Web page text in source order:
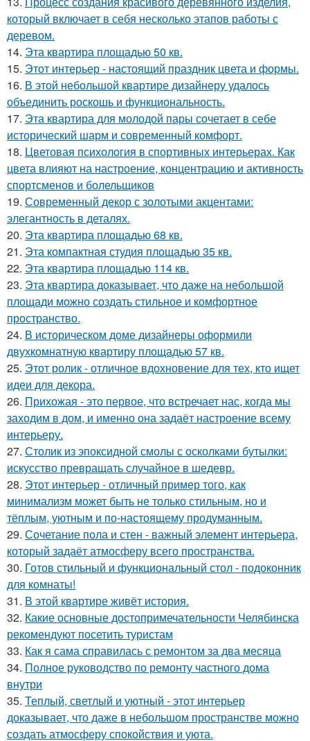
который включает в себя несколько этапов работы с
деревом.
14. Эта квартира площадью 50 кв.
15. Этот интерьер - настоящий праздник цвета и формы.
16. В этой небольшой квартире дизайнеру удалось
объединить роскошь и функциональность.
17. Эта квартира для молодой пары сочетает в себе
исторический шарм и современный комфорт.
18. Цветовая психология в спортивных интерьерах. Как
цвета влияют на настроение, концентрацию и активность
спортсменов и болельщиков
19. Современный декор с золотыми акцентами:
элегантность в деталях.
20. Эта квартира площадью 68 кв.
21. Эта компактная студия площадью 35 кв.
22. Эта квартира площадью 114 кв.
23. Эта квартира доказывает, что даже на небольшой
площади можно создать стильное и комфортное
пространство.
24. В историческом доме дизайнеры оформили
двухкомнатную квартиру площадью 57 кв.
25. Этот ролик - отличное вдохновение для тех, кто ищет
идеи для декора.
26. Прихожая - это первое, что встречает нас, когда мы
заходим в дом, и именно она задаёт настроение всему
интерьеру.
27. Столик из эпоксидной смолы с осколками бутылки:
искусство превращать случайное в шедевр.
28. Этот интерьер - отличный пример того, как
минимализм может быть не только стильным, но и
тёплым, уютным и по-настоящему продуманным.
29. Сочетание пола и стен - важный элемент интерьера,
который задаёт атмосферу всего пространства.
30. Готов стильный и функциональный стол - подоконник
для комнаты!
31. В этой квартире живёт история.
32. Какие основные достопримечательности Челябинска
рекомендуют посетить туристам
33. Как я сама справилась с ремонтом за два месяца
34. Полное руководство по ремонту частного дома
внутри
35. Теплый, светлый и уютный - этот интерьер
доказывает, что даже в небольшом пространстве можно
создать атмосферу спокойствия и уюта.